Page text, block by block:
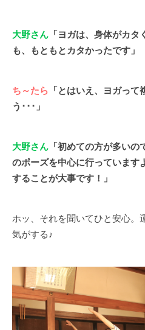
大野さん 「ヨガは、身体がカ
も、もともとカタかったです」
ち～たら 「とはいえ、ヨガっ
う･･･」
大野さん 「初めての方が多い
のポーズを中心に行っています
することが大事です！」
ホッ、それを聞いてひと安心。
気がする♪